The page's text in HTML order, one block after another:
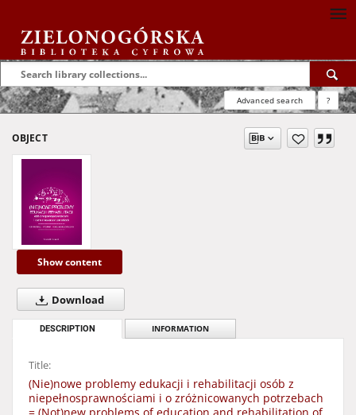
Advanced search ?
OBJECT
Show content
Download
DESCRIPTION INFORMATION
Title:
(Nie)nowe problemy edukacji i rehabilitacji osób z
niepełnosprawnościami i o zróżnicowanych potrzebach